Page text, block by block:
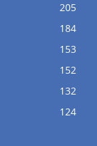
205
184
153
152
132
124